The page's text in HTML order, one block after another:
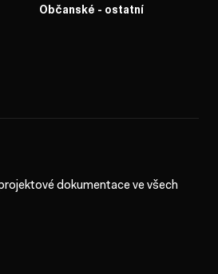
Občanské - ostatní
dokumentace ve všech